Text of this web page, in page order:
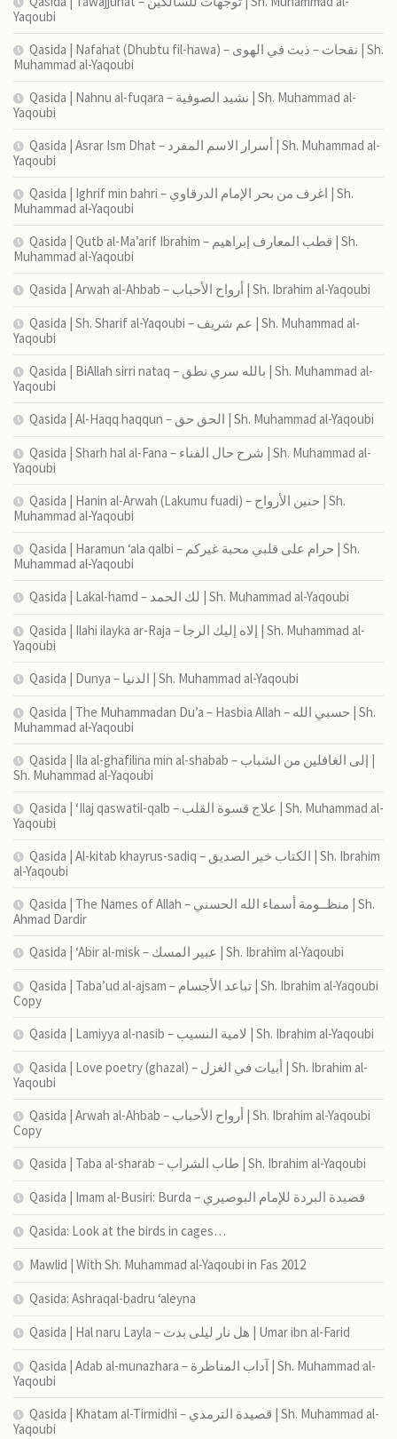
Yaqoubi
Qasida | Nafahat (Dhubtu fil-hawa) – نفحات – ذبت في الهوى | Sh.
Muhammad al-Yaqoubi
Qasida | Nahnu al-fuqara – نشيد الصوفية | Sh. Muhammad al-
Yaqoubi
Qasida | Asrar Ism Dhat – أسرار الاسم المفرد | Sh. Muhammad al-
Yaqoubi
Qasida | Ighrif min bahri – اغرف من بحر الإمام الدرقاوي | Sh.
Muhammad al-Yaqoubi
Qasida | Qutb al-Ma’arif Ibrahim – قطب المعارف إبراهيم | Sh.
Muhammad al-Yaqoubi
Qasida | Arwah al-Ahbab – أرواح الأحباب | Sh. Ibrahim al-Yaqoubi
Qasida | Sh. Sharif al-Yaqoubi – عم شريف | Sh. Muhammad al-
Yaqoubi
Qasida | BiAllah sirri nataq – بالله سري نطق | Sh. Muhammad al-
Yaqoubi
Qasida | Al-Haqq haqqun – الحق حق | Sh. Muhammad al-Yaqoubi
Qasida | Sharh hal al-Fana – شرح حال الفناء | Sh. Muhammad al-
Yaqoubi
Qasida | Hanin al-Arwah (Lakumu fuadi) – حنين الأرواح | Sh.
Muhammad al-Yaqoubi
Qasida | Haramun ‘ala qalbi – حرام على قلبي محبة غيركم | Sh.
Muhammad al-Yaqoubi
Qasida | Lakal-hamd – لك الحمد | Sh. Muhammad al-Yaqoubi
Qasida | Ilahi ilayka ar-Raja – إلاه إليك الرجا | Sh. Muhammad al-
Yaqoubi
Qasida | Dunya – الدنيا | Sh. Muhammad al-Yaqoubi
Qasida | The Muhammadan Du’a – Hasbia Allah – حسبي الله | Sh.
Muhammad al-Yaqoubi
Qasida | Ila al-ghafilina min al-shabab – إلى الغافلين من الشباب |
Sh. Muhammad al-Yaqoubi
Qasida | ‘Ilaj qaswatil-qalb – علاج قسوة القلب | Sh. Muhammad al-
Yaqoubi
Qasida | Al-kitab khayrus-sadiq – الكتاب خير الصديق | Sh. Ibrahim
al-Yaqoubi
Qasida | The Names of Allah – منظــومة أسماء الله الحسني | Sh.
Ahmad Dardir
Qasida | ‘Abir al-misk – عبير المسك | Sh. Ibrahim al-Yaqoubi
Qasida | Taba’ud al-ajsam – تباعد الأجسام | Sh. Ibrahim al-Yaqoubi
Copy
Qasida | Lamiyya al-nasib – لامية النسيب | Sh. Ibrahim al-Yaqoubi
Qasida | Love poetry (ghazal) – أبيات في الغزل | Sh. Ibrahim al-
Yaqoubi
Qasida | Arwah al-Ahbab – أرواح الأحباب | Sh. Ibrahim al-Yaqoubi
Copy
Qasida | Taba al-sharab – طاب الشراب | Sh. Ibrahim al-Yaqoubi
Qasida | Imam al-Busiri: Burda – قصيدة البردة للإمام البوصيري
Qasida: Look at the birds in cages…
Mawlid | With Sh. Muhammad al-Yaqoubi in Fas 2012
Qasida: Ashraqal-badru ‘aleyna
Qasida | Hal naru Layla – هل نار ليلى بدت | Umar ibn al-Farid
Qasida | Adab al-munazhara – آداب المناظرة | Sh. Muhammad al-
Yaqoubi
Qasida | Khatam al-Tirmidhi – قصيدة الترمذي | Sh. Muhammad al-
Yaqoubi